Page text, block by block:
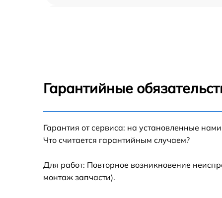
Замена панели управления Indesit DPG 36 A
Гарантийные
Гарантия от сервиса: на установленные
Что считается гарантийным случаем?
Для работ: Повторное возникновение
монтаж запчасти).